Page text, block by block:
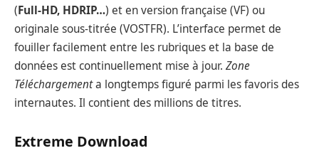
(Full-HD, HDRIP…) et en version française (VF) ou
originale sous-titrée (VOSTFR). L’interface permet de
fouiller facilement entre les rubriques et la base de
données est continuellement mise à jour. Zone
Téléchargementa longtemps figuré parmi les favoris des
internautes. Il contient des millions de titres.
Extreme Download